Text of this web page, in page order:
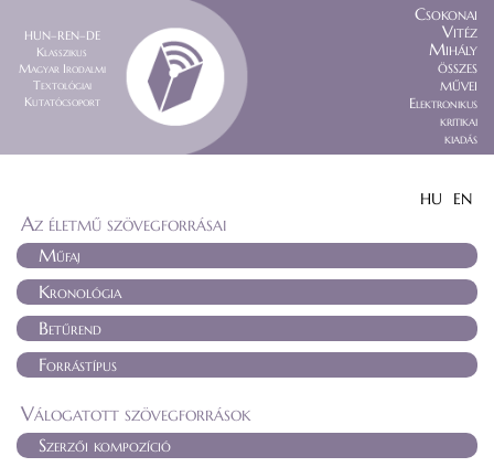
HUN–REN–DE
Klasszikus
Magyar Irodalmi
Textológiai
Kutatócsoport
Csokonai
Vitéz
Mihály
összes
művei
Elektronikus
kritikai
kiadás
HU EN
Az életmű szövegforrásai
Műfaj
Kronológia
Betűrend
Forrástípus
Válogatott szövegforrások
Szerzői kompozíció